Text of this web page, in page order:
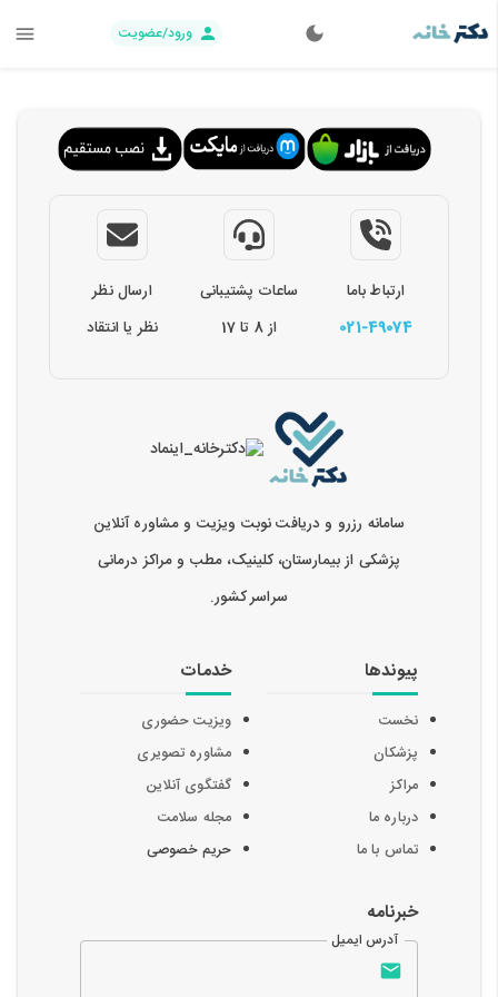
ورود/عضویت
ارتباط باما
021-49074
ساعات پشتیبانی
از 8 تا 17
ارسال نظر
نظر یا انتقاد
سامانه رزرو و دریافت نوبت ویزیت و مشاوره آنلاین
پزشکی از بیمارستان، کلینیک، مطب و مراکز درمانی
سراسر کشور.
پیوندها
نخست
پزشکان
مراکز
درباره ما
تماس با ما
خدمات
ویزیت حضوری
مشاوره تصویری
گفتگوی آنلاین
مجله سلامت
حریم خصوصی
خبرنامه
آدرس ایمیل